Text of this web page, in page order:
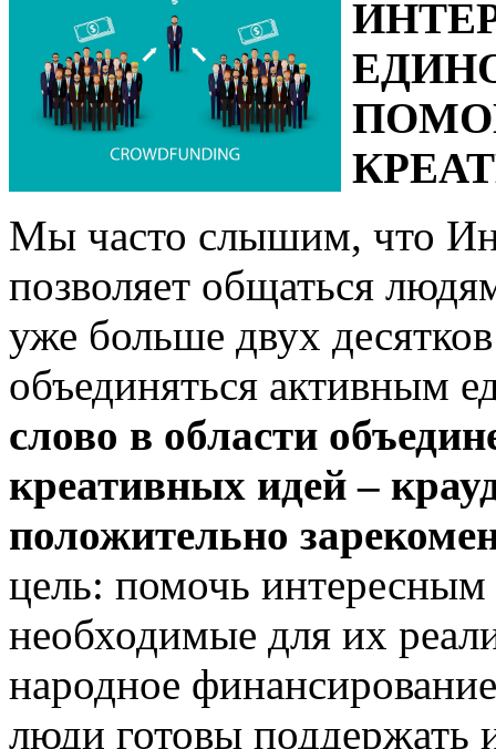
Мы часто слышим, что
позволяет общаться
уже больше двух
объединяться активным
слово в области
креативных идей –
положительно
цель: помочь интересным
необходимые для их
народное
люди готовы поддержать